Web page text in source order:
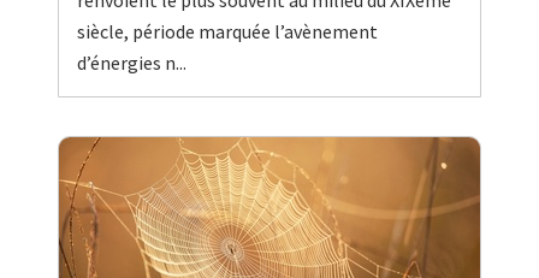
siècle, période marquée l’avènement
d’énergies n...